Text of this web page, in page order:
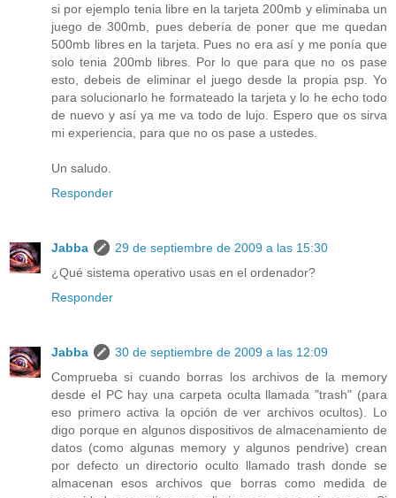
si por ejemplo tenia libre en la tarjeta 200mb y eliminaba un
juego de 300mb, pues debería de poner que me quedan
500mb libres en la tarjeta. Pues no era así y me ponía que
solo tenia 200mb libres. Por lo que para que no os pase
esto, debeis de eliminar el juego desde la propia psp. Yo
para solucionarlo he formateado la tarjeta y lo he echo todo
de nuevo y así ya me va todo de lujo. Espero que os sirva
mi experiencia, para que no os pase a ustedes.
Un saludo.
Responder
Jabba
29 de septiembre de 2009 a las 15:30
¿Qué sistema operativo usas en el ordenador?
Responder
Jabba
30 de septiembre de 2009 a las 12:09
Comprueba si cuando borras los archivos de la memory
desde el PC hay una carpeta oculta llamada "trash" (para
eso primero activa la opción de ver archivos ocultos). Lo
digo porque en algunos dispositivos de almacenamiento de
datos (como algunas memory y algunos pendrive) crean
por defecto un directorio oculto llamado trash donde se
almacenan esos archivos que borras como medida de